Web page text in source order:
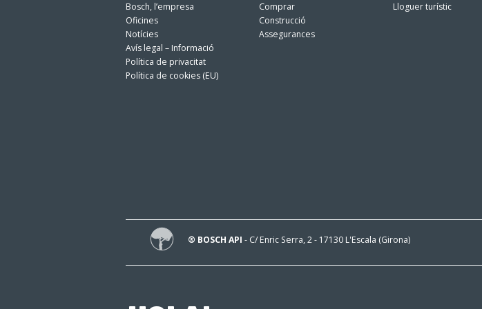
Bosch, l’empresa
Oficines
Notícies
Avís legal – Informació
Política de privacitat
Política de cookies (EU)
Comprar
Construcció
Assegurances
Lloguer turístic
® BOSCH API - C/ Enric Serra, 2 - 17130 L'Escala (Girona)